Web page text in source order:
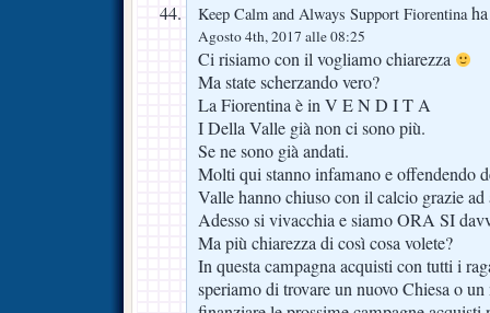
Keep Calm and Always Support Fiorentinaha
Agosto 4th, 2017 alle 08:25
Ci risiamo con il vogliamo chiarezza
Ma state scherzando vero?
La Fiorentina è in V E N D I T A
I Della Valle già non ci sono più.
Se ne sono già andati.
Molti qui stanno infamano e offendendo
Valle hanno chiuso con il calcio grazie
Adesso si vivacchia e siamo ORA SI
Ma più chiarezza di così cosa volete?
In questa campagna acquisti con tutti i
speriamo di trovare un nuovo Chiesa o